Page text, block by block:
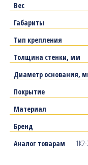
Вес
Габариты
Тип крепления
Толщина стенки, мм
Диаметр основания,
Покрытие
Материал
Бренд
Аналог товарам